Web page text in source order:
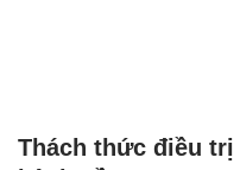
Thách thức điều